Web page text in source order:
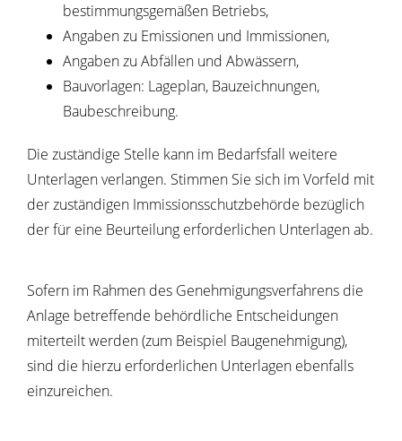
bestimmungsgemäßen Betriebs,
Angaben zu Emissionen und Immissionen,
Angaben zu Abfällen und Abwässern,
Bauvorlagen: Lageplan, Bauzeichnungen,
Baubeschreibung.
Die zuständige Stelle kann im Bedarfsfall weitere
Unterlagen verlangen. Stimmen Sie sich im Vorfeld mit
der zuständigen Immissionsschutzbehörde bezüglich
der für eine Beurteilung erforderlichen Unterlagen ab.
Sofern im Rahmen des Genehmigungsverfahrens die
Anlage betreffende behördliche Entscheidungen
miterteilt werden (zum Beispiel Baugenehmigung),
sind die hierzu erforderlichen Unterlagen ebenfalls
einzureichen.